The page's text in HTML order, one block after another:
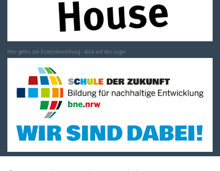
Hier gehts zur Essensbestellung - klick auf das Logo!